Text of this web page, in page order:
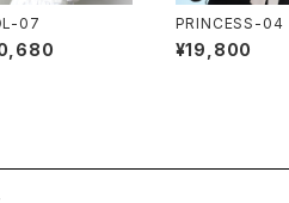
07 PRINCESS-04
¥19,800